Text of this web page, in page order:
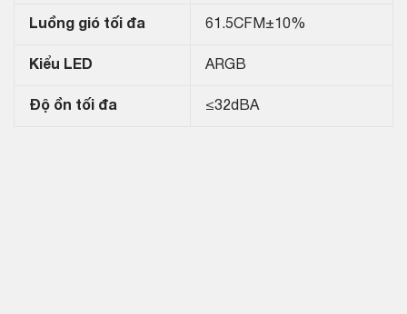
Luồng gió tối đa 61.5CFM±10%
Kiểu LED ARGB
Độ ồn tối đa ≤32dBA